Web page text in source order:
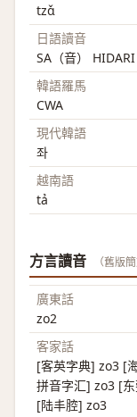
tzɑ̌
日語讀音
SA（音） HIDARI
韓語羅馬
CWA
現代韓語
좌
越南語
tả
方言讀音 （舊版簡
廣東話
zo2
客家話
[客英字典] zo3 [
拼音字汇] zo3 [
[陆丰腔] zo3